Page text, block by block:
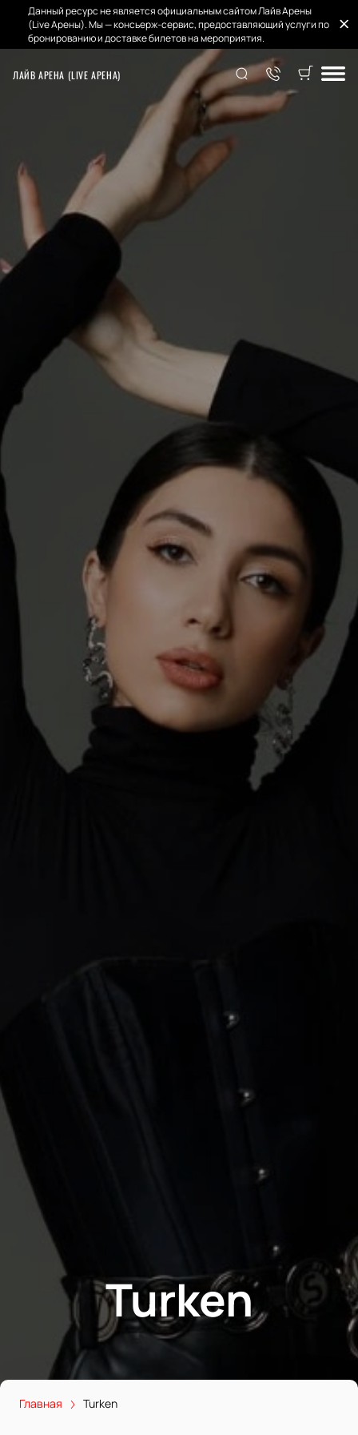
Данный ресурс не является официальным сайтом Лайв Арены
(Live Арены). Мы — консьерж-сервис, предоставляющий услуги по
бронированию и доставке билетов на мероприятия.
ЛАЙВ АРЕНА (LIVE АРЕНА)
Turken
Главная Turken